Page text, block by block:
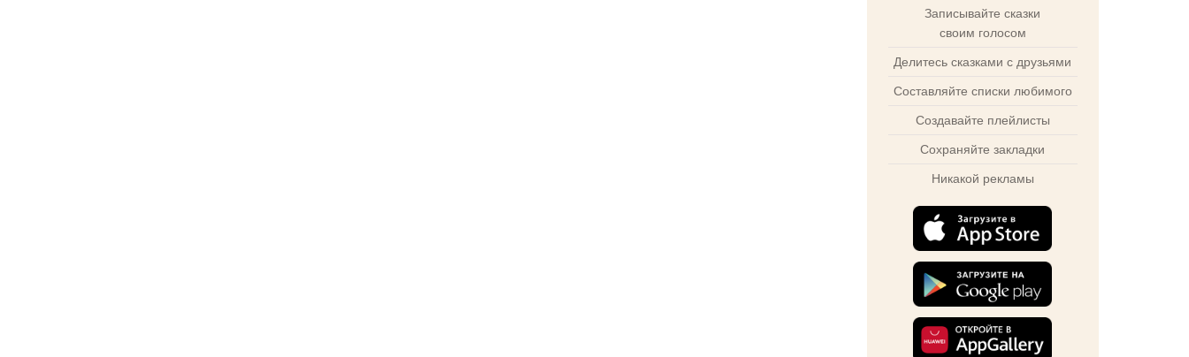
Записывайте сказки
своим голосом
Делитесь сказками с друзьями
Составляйте списки любимого
Создавайте плейлисты
Сохраняйте закладки
Никакой рекламы